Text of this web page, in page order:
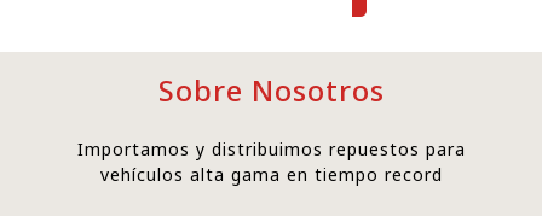
Sobre Nosotros
Importamos y distribuimos repuestos para
vehículos alta gama en tiempo record